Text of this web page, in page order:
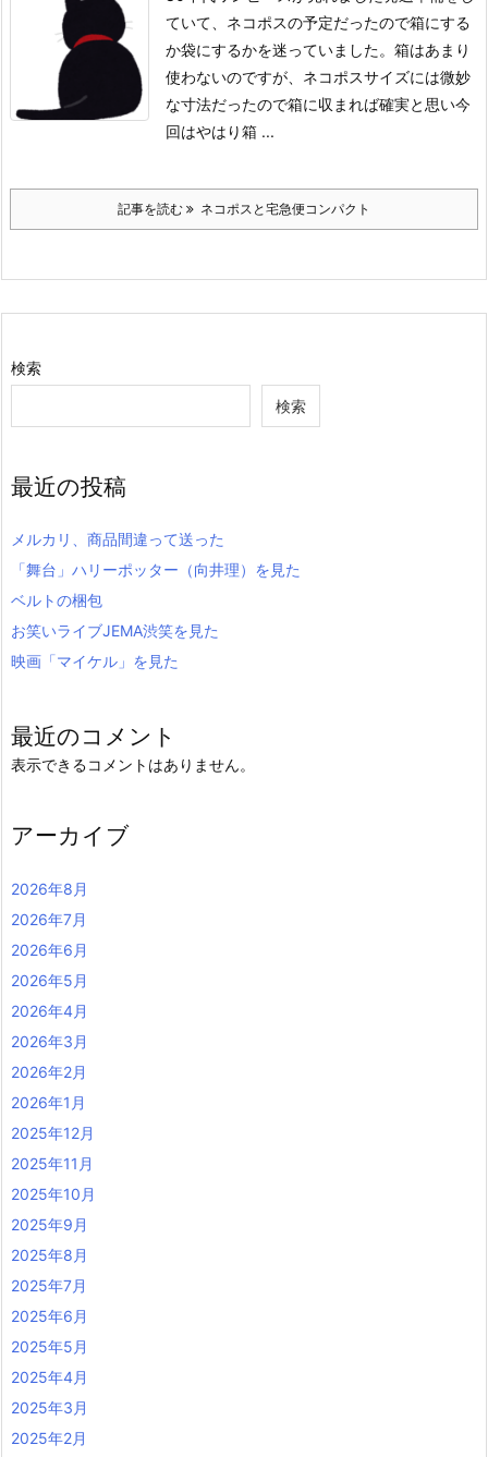
ていて、ネコポスの予定だったので箱にする
か袋にするかを迷っていました。 箱はあまり
使わないのですが、ネコポスサイズには微妙
な寸法だったので箱に収まれば確実と思い今
回はやはり箱 ...
記事を読む ネコポスと宅急便コンパクト
検索
検索
最近の投稿
メルカリ、商品間違って送った
「舞台」ハリーポッター（向井理）を見た
ベルトの梱包
お笑いライブJEMA渋笑を見た
映画「マイケル」を見た
最近のコメント
表示できるコメントはありません。
アーカイブ
2026年8月
2026年7月
2026年6月
2026年5月
2026年4月
2026年3月
2026年2月
2026年1月
2025年12月
2025年11月
2025年10月
2025年9月
2025年8月
2025年7月
2025年6月
2025年5月
2025年4月
2025年3月
2025年2月